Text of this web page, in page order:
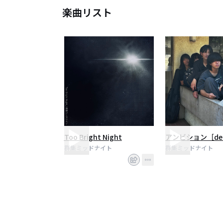
楽曲リスト
Too Bright Night
群集ミッドナイト
アンビション［
群集ミッドナイト